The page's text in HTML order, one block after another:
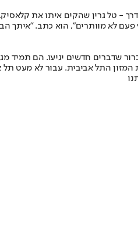
בדרך - טל גרין שהקים איתו את
לא מוותרים", הוא כתב. "איתך
שדברים חדשים יגיעו. הם תמיד